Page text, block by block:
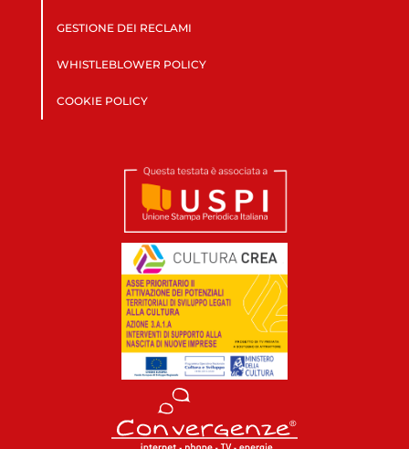
GESTIONE DEI RECLAMI
WHISTLEBLOWER POLICY
COOKIE POLICY